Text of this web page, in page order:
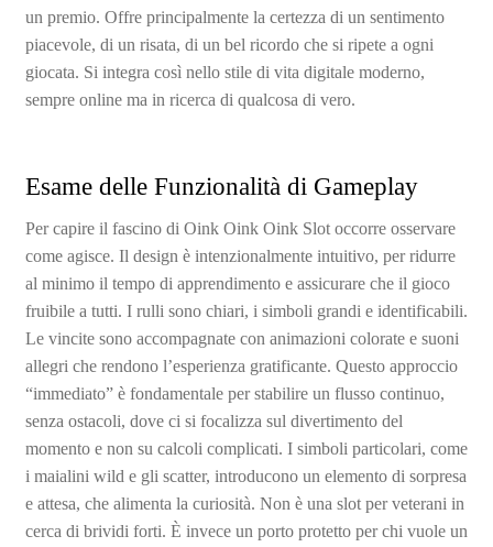
un premio. Offre principalmente la certezza di un sentimento
piacevole, di un risata, di un bel ricordo che si ripete a ogni
giocata. Si integra così nello stile di vita digitale moderno,
sempre online ma in ricerca di qualcosa di vero.
Esame delle Funzionalità di Gameplay
Per capire il fascino di Oink Oink Oink Slot occorre osservare
come agisce. Il design è intenzionalmente intuitivo, per ridurre
al minimo il tempo di apprendimento e assicurare che il gioco
fruibile a tutti. I rulli sono chiari, i simboli grandi e identificabili.
Le vincite sono accompagnate con animazioni colorate e suoni
allegri che rendono l’esperienza gratificante. Questo approccio
“immediato” è fondamentale per stabilire un flusso continuo,
senza ostacoli, dove ci si focalizza sul divertimento del
momento e non su calcoli complicati. I simboli particolari, come
i maialini wild e gli scatter, introducono un elemento di sorpresa
e attesa, che alimenta la curiosità. Non è una slot per veterani in
cerca di brividi forti. È invece un porto protetto per chi vuole un